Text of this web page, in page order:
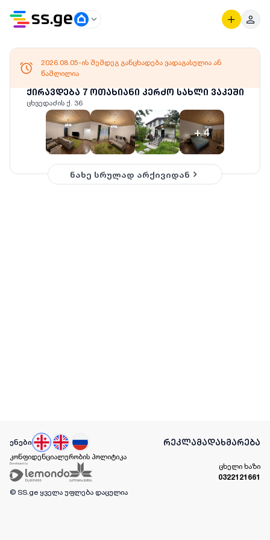
ქირავდება 7 ოთახიანი კერძო სახლი ვაკეში
ცხვედაძის ქ. 36
+4
2026.08.05-ის შემდეგ განცხადება ვადაგასულია ან
წაშლილია
ნახე სრულად არქივიდან
ენები რეკლამადახმარება
კონფიდენციალურობის პოლიტიკა
ცხელი ხაზი
0322121661
© SS.ge ყველა უფლება დაცულია